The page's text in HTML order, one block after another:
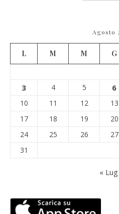
Agosto
L M M G
3 4 5 6
10
11 12 13
17
18 19 20
24
25 26 27
31
« Lug